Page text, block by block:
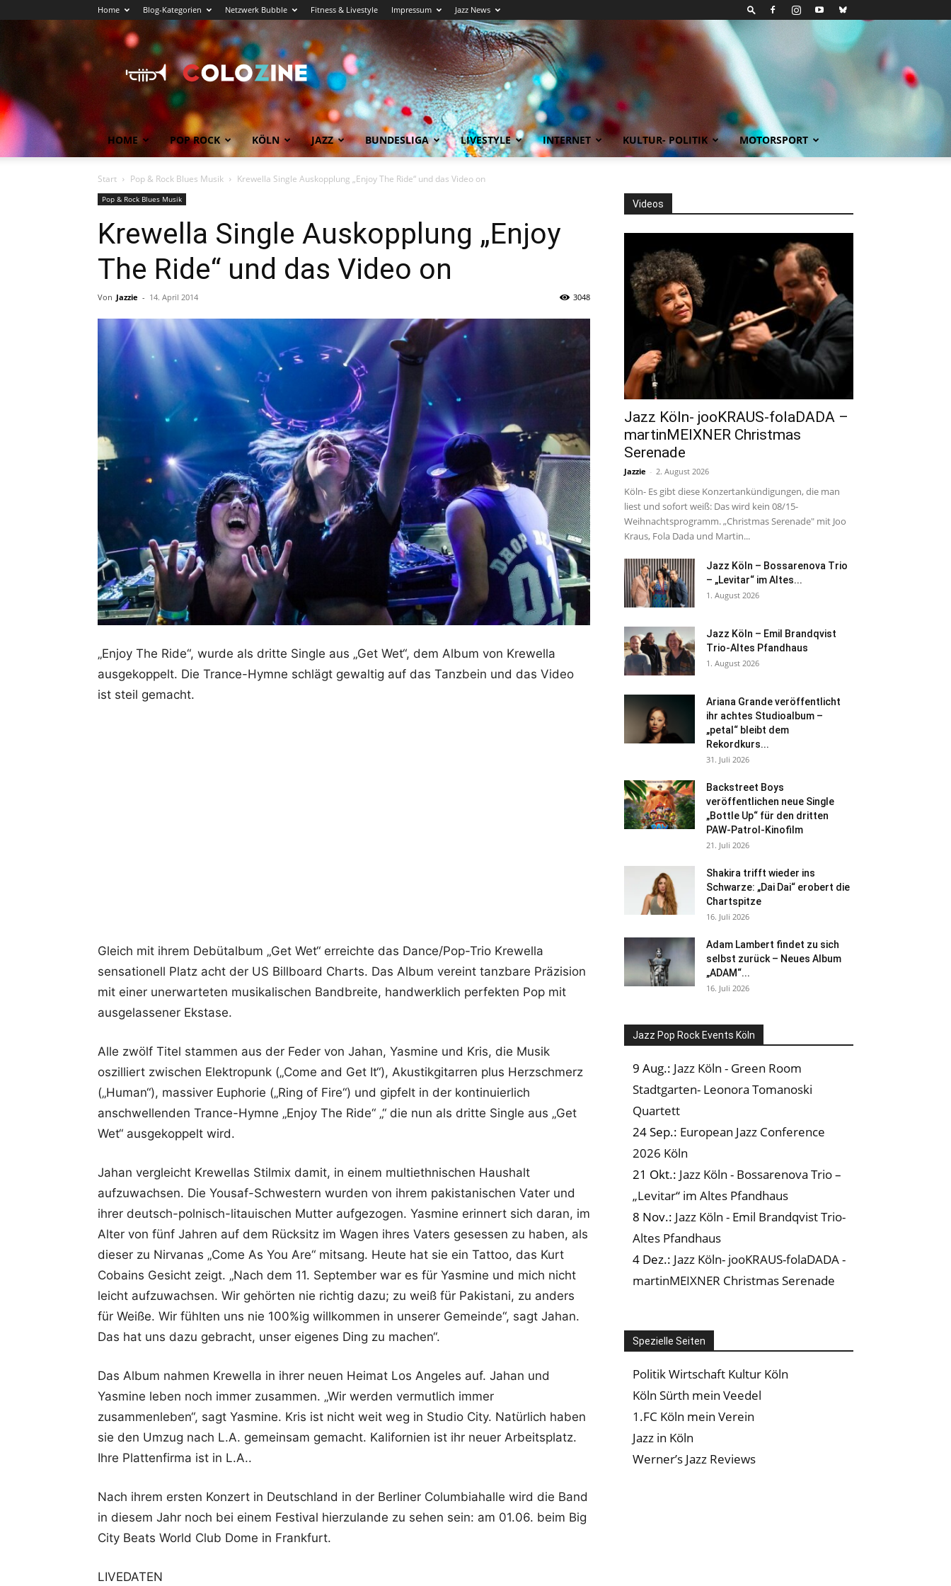
Home Blog-Kategorien Netzwerk Bubble Fitness & Livestyle Impressum Jazz News
Köln
News
COLOZINE
Magazin
HOME POP ROCK KÖLN JAZZ BUNDESLIGA LIVESTYLE INTERNET KULTUR- POLITIK MOTORSPORT
Start Pop & Rock Blues Musik Krewella Single Auskopplung „Enjoy The Ride“ und das Video on
Pop & Rock Blues Musik
Krewella Single Auskopplung „Enjoy
The Ride“ und das Video on
Von Jazzie - 14. April 2014 3048
„Enjoy The Ride“, wurde als dritte Single aus „Get Wet“, dem Album von Krewella
ausgekoppelt. Die Trance-Hymne schlägt gewaltig auf das Tanzbein und das Video
ist steil gemacht.
Gleich mit ihrem Debütalbum „Get Wet“ erreichte das Dance/Pop-Trio Krewella
sensationell Platz acht der US Billboard Charts. Das Album vereint tanzbare Präzision
mit einer unerwarteten musikalischen Bandbreite, handwerklich perfekten Pop mit
ausgelassener Ekstase.
Alle zwölf Titel stammen aus der Feder von Jahan, Yasmine und Kris, die Musik
oszilliert zwischen Elektropunk („Come and Get It“), Akustikgitarren plus Herzschmerz
(„Human“), massiver Euphorie („Ring of Fire“) und gipfelt in der kontinuierlich
anschwellenden Trance-Hymne „Enjoy The Ride“ „“ die nun als dritte Single aus „Get
Wet“ ausgekoppelt wird.
Jahan vergleicht Krewellas Stilmix damit, in einem multiethnischen Haushalt
aufzuwachsen. Die Yousaf-Schwestern wurden von ihrem pakistanischen Vater und
ihrer deutsch-polnisch-litauischen Mutter aufgezogen. Yasmine erinnert sich daran, im
Alter von fünf Jahren auf dem Rücksitz im Wagen ihres Vaters gesessen zu haben, als
dieser zu Nirvanas „Come As You Are“ mitsang. Heute hat sie ein Tattoo, das Kurt
Cobains Gesicht zeigt. „Nach dem 11. September war es für Yasmine und mich nicht
leicht aufzuwachsen. Wir gehörten nie richtig dazu; zu weiß für Pakistani, zu anders
für Weiße. Wir fühlten uns nie 100%ig willkommen in unserer Gemeinde“, sagt Jahan.
Das hat uns dazu gebracht, unser eigenes Ding zu machen“.
Das Album nahmen Krewella in ihrer neuen Heimat Los Angeles auf. Jahan und
Yasmine leben noch immer zusammen. „Wir werden vermutlich immer
zusammenleben“, sagt Yasmine. Kris ist nicht weit weg in Studio City. Natürlich haben
sie den Umzug nach L.A. gemeinsam gemacht. Kalifornien ist ihr neuer Arbeitsplatz.
Ihre Plattenfirma ist in L.A..
Nach ihrem ersten Konzert in Deutschland in der Berliner Columbiahalle wird die Band
in diesem Jahr noch bei einem Festival hierzulande zu sehen sein: am 01.06. beim Big
City Beats World Club Dome in Frankfurt.
LIVEDATEN
Videos
Jazz Köln- jooKRAUS-folaDADA –
martinMEIXNER Christmas
Serenade
Jazzie - 2. August 2026
Köln- Es gibt diese Konzertankündigungen, die man
liest und sofort weiß: Das wird kein 08/15-
Weihnachtsprogramm. „Christmas Serenade" mit Joo
Kraus, Fola Dada und Martin...
Jazz Köln – Bossarenova Trio
– „Levitar“ im Altes...
1. August 2026
Jazz Köln – Emil Brandqvist
Trio-Altes Pfandhaus
1. August 2026
Ariana Grande veröffentlicht
ihr achtes Studioalbum –
„petal“ bleibt dem
Rekordkurs...
31. Juli 2026
Backstreet Boys
veröffentlichen neue Single
„Bottle Up“ für den dritten
PAW-Patrol-Kinofilm
21. Juli 2026
Shakira trifft wieder ins
Schwarze: „Dai Dai“ erobert die
Chartspitze
16. Juli 2026
Adam Lambert findet zu sich
selbst zurück – Neues Album
„ADAM“...
16. Juli 2026
Jazz Pop Rock Events Köln
9 Aug.: Jazz Köln - Green Room
Stadtgarten- Leonora Tomanoski
Quartett
24 Sep.: European Jazz Conference
2026 Köln
21 Okt.: Jazz Köln - Bossarenova Trio –
„Levitar“ im Altes Pfandhaus
8 Nov.: Jazz Köln - Emil Brandqvist Trio-
Altes Pfandhaus
4 Dez.: Jazz Köln- jooKRAUS-folaDADA -
martinMEIXNER Christmas Serenade
Spezielle Seiten
Politik Wirtschaft Kultur Köln
Köln Sürth mein Veedel
1.FC Köln mein Verein
Jazz in Köln
Werner’s Jazz Reviews